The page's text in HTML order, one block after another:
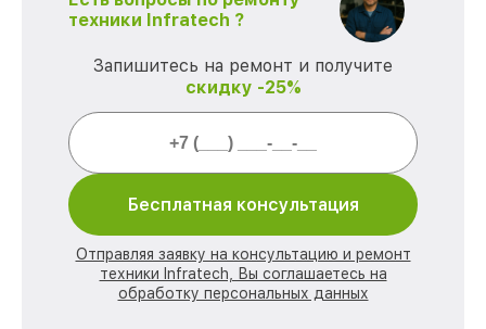
техники Infratech ?
Запишитесь на ремонт и получите
скидку -25%
Бесплатная консультация
Отправляя заявку на консультацию и ремонт
техники Infratech, Вы соглашаетесь на
обработку персональных данных